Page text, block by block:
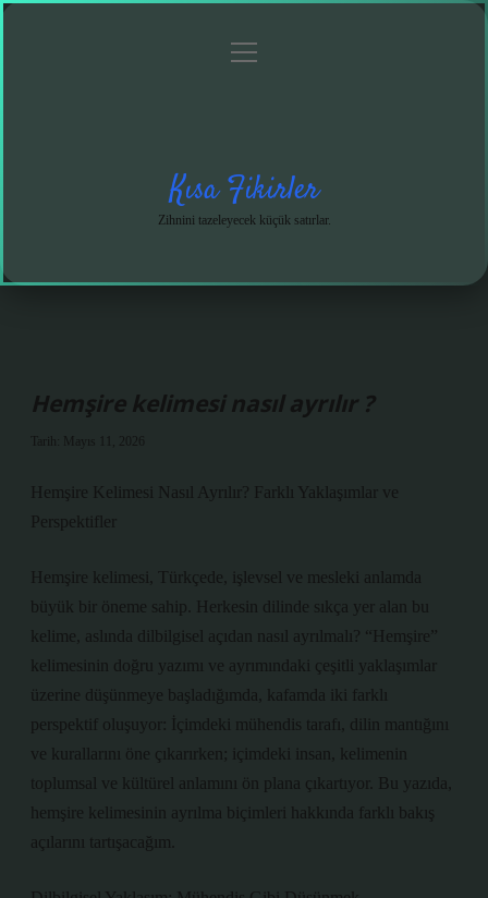
menüyü
Kısa Fikirler
Zihnini tazeleyecek küçük satırlar.
Hemşire kelimesi nasıl ayrılır ?
Tarih: Mayıs 11, 2026
Hemşire Kelimesi Nasıl Ayrılır? Farklı Yaklaşımlar ve
Perspektifler
Hemşire kelimesi, Türkçede, işlevsel ve mesleki anlamda
büyük bir öneme sahip. Herkesin dilinde sıkça yer alan bu
kelime, aslında dilbilgisel açıdan nasıl ayrılmalı? “Hemşire”
kelimesinin doğru yazımı ve ayrımındaki çeşitli yaklaşımlar
üzerine düşünmeye başladığımda, kafamda iki farklı
perspektif oluşuyor: İçimdeki mühendis tarafı, dilin mantığını
ve kurallarını öne çıkarırken; içimdeki insan, kelimenin
toplumsal ve kültürel anlamını ön plana çıkartıyor. Bu yazıda,
hemşire kelimesinin ayrılma biçimleri hakkında farklı bakış
açılarını tartışacağım.